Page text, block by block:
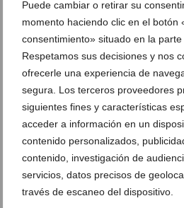
Puede cambiar o retirar su
momento haciendo clic en el botón
consentimiento» situado en la parte
Respetamos sus decisiones y nos
ofrecerle una experiencia de
segura. Los terceros proveedores
siguientes fines y características
acceder a información en un
contenido personalizados,
contenido, investigación de
servicios, datos precisos de
través de escaneo del dispositivo.
Un impulso económico
documental los 75 años de la
04 de agosto de 2026